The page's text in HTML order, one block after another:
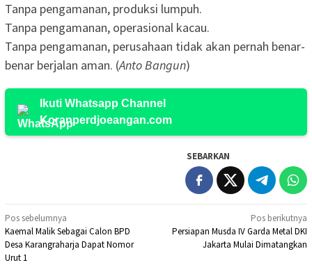
Tanpa pengamanan, produksi lumpuh.
Tanpa pengamanan, operasional kacau.
Tanpa pengamanan, perusahaan tidak akan pernah benar-
benar berjalan aman. (Anto Bangun)
Ikuti Whatsapp Channel
Koranperdjoeangan.com
SEBARKAN
Navigasi
pos
Pos sebelumnya
Kaemal Malik Sebagai Calon BPD
Desa Karangraharja Dapat Nomor
Urut 1
Pos berikutnya
Persiapan Musda IV Garda Metal DKI
Jakarta Mulai Dimatangkan